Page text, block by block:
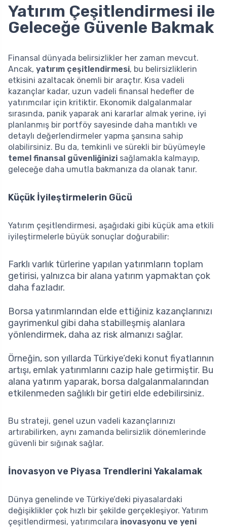
Yatırım Çeşitlendirmesi ile
Geleceğe Güvenle Bakmak
Finansal dünyada belirsizlikler her zaman mevcut.
Ancak, yatırım çeşitlendirmesi, bu belirsizliklerin
etkisini azaltacak önemli bir araçtır. Kısa vadeli
kazançlar kadar, uzun vadeli finansal hedefler de
yatırımcılar için kritiktir. Ekonomik dalgalanmalar
sırasında, panik yaparak ani kararlar almak yerine, iyi
planlanmış bir portföy sayesinde daha mantıklı ve
detaylı değerlendirmeler yapma şansına sahip
olabilirsiniz. Bu da, temkinli ve sürekli bir büyümeyle
temel finansal güvenliğinizi sağlamakla kalmayıp,
geleceğe daha umutla bakmanıza da olanak tanır.
Küçük İyileştirmelerin Gücü
Yatırım çeşitlendirmesi, aşağıdaki gibi küçük ama etkili
iyileştirmelerle büyük sonuçlar doğurabilir:
Farklı varlık türlerine yapılan yatırımların toplam
getirisi, yalnızca bir alana yatırım yapmaktan çok
daha fazladır.
Borsa yatırımlarından elde ettiğiniz kazançlarınızı
gayrimenkul gibi daha stabilleşmiş alanlara
yönlendirmek, daha az risk almanızı sağlar.
Örneğin, son yıllarda Türkiye’deki konut fiyatlarının
artışı, emlak yatırımlarını cazip hale getirmiştir. Bu
alana yatırım yaparak, borsa dalgalanmalarından
etkilenmeden sağlıklı bir getiri elde edebilirsiniz.
Bu strateji, genel uzun vadeli kazançlarınızı
artırabilirken, aynı zamanda belirsizlik dönemlerinde
güvenli bir sığınak sağlar.
İnovasyon ve Piyasa Trendlerini Yakalamak
Dünya genelinde ve Türkiye’deki piyasalardaki
değişiklikler çok hızlı bir şekilde gerçekleşiyor. Yatırım
çeşitlendirmesi, yatırımcılara inovasyonu ve yeni